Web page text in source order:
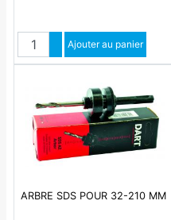
QuantitéAugmenter quantité
Diminuer quantité
Ajouter au panier
ARBRE SDS POUR 32-210 MM